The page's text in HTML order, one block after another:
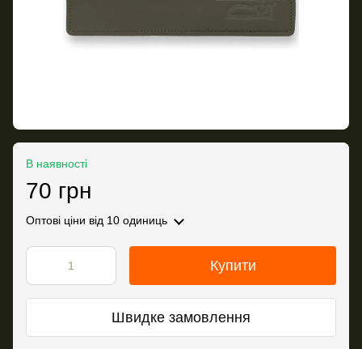
В наявності
70 грн
Оптові ціни від 10 одиниць
Купити
Швидке замовлення